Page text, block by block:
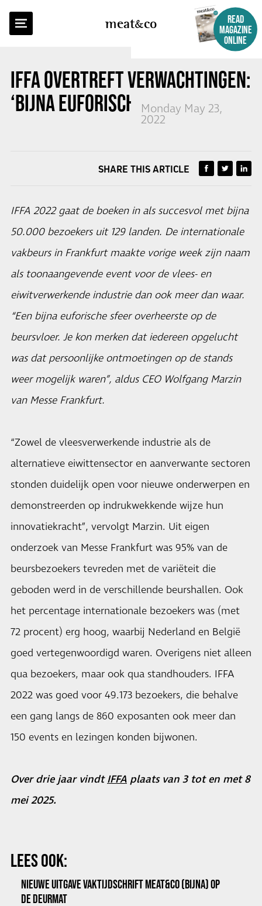
meatco
READ
MAGAZINE
ONLINE
IFFA OVERTREFT VERWACHTINGEN:
‘BIJNA EUFORISCHE SFEER’
Monday May 23,
2022
BACK TO OVERVIEW
SHARE THIS ARTICLE
IFFA 2022 gaat de boeken in als succesvol met bijna
50.000 bezoekers uit 129 landen. De internationale
vakbeurs in Frankfurt maakte vorige week zijn naam
als toonaangevende event voor de vlees- en
eiwitverwerkende industrie dan ook meer dan waar.
“Een bijna euforische sfeer overheerste op de
beursvloer. Je kon merken dat iedereen opgelucht
was dat persoonlijke ontmoetingen op de stands
weer mogelijk waren”, aldus CEO Wolfgang Marzin
van Messe Frankfurt.
“Zowel de vleesverwerkende industrie als de
alternatieve eiwittensector en aanverwante sectoren
stonden duidelijk open voor nieuwe onderwerpen en
demonstreerden op indrukwekkende wijze hun
innovatiekracht”, vervolgt Marzin. Uit eigen
onderzoek van Messe Frankfurt was 95% van de
beursbezoekers tevreden met de variëteit die
geboden werd in de verschillende beurshallen. Ook
het percentage internationale bezoekers was (met
72 procent) erg hoog, waarbij Nederland en België
goed vertegenwoordigd waren. Overigens niet alleen
qua bezoekers, maar ook qua standhouders. IFFA
2022 was goed voor 49.173 bezoekers, die behalve
een gang langs de 860 exposanten ook meer dan
150 events en lezingen konden bijwonen.
Over drie jaar vindtIFFA plaats van 3 tot en met 8
mei 2025.
LEES OOK:
NIEUWE UITGAVE VAKTIJDSCHRIFT MEAT&CO (BIJNA) OP
DE DEURMAT